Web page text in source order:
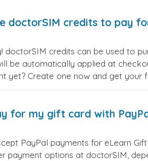
doctorSIM credits to pay
doctorSIM credits can be used to
be automatically applied at
yet? Create one now and get your
for my gift card with
PayPal payments for eLearn
payment options at doctorSIM,